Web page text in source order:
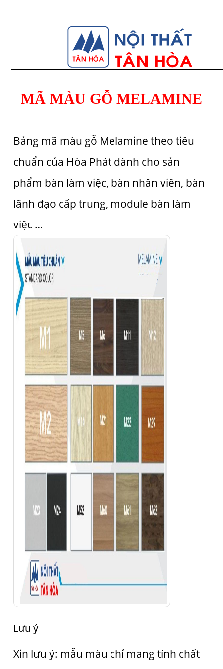
MÃ MÀU GỖ MELAMINE
Bảng mã màu gỗ Melamine theo tiêu
chuẩn của Hòa Phát dành cho sản
phẩm bàn làm việc, bàn nhân viên, bàn
lãnh đạo cấp trung, module bàn làm
việc …
Lưu ý
Xin lưu ý: mẫu màu chỉ mang tính chất